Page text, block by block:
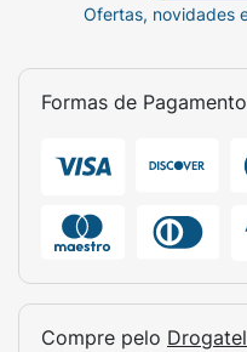
Ofertas, novidades
Formas de Pagamento
Compre pelo Drogatel